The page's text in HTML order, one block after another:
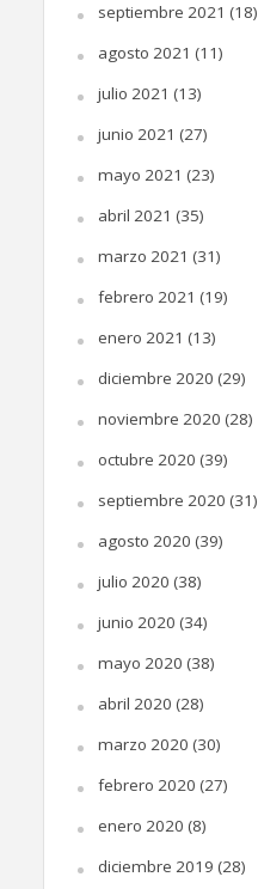
septiembre 2021 (18)
agosto 2021 (11)
julio 2021 (13)
junio 2021 (27)
mayo 2021 (23)
abril 2021 (35)
marzo 2021 (31)
febrero 2021 (19)
enero 2021 (13)
diciembre 2020 (29)
noviembre 2020 (28)
octubre 2020 (39)
septiembre 2020 (31)
agosto 2020 (39)
julio 2020 (38)
junio 2020 (34)
mayo 2020 (38)
abril 2020 (28)
marzo 2020 (30)
febrero 2020 (27)
enero 2020 (8)
diciembre 2019 (28)